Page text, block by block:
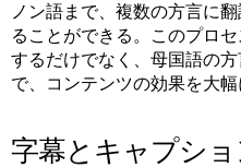
ノン語まで、複数の方言に
ることができる。このプロ
するだけでなく、母国語の
で、コンテンツの効果を大幅
字幕とキャプシ